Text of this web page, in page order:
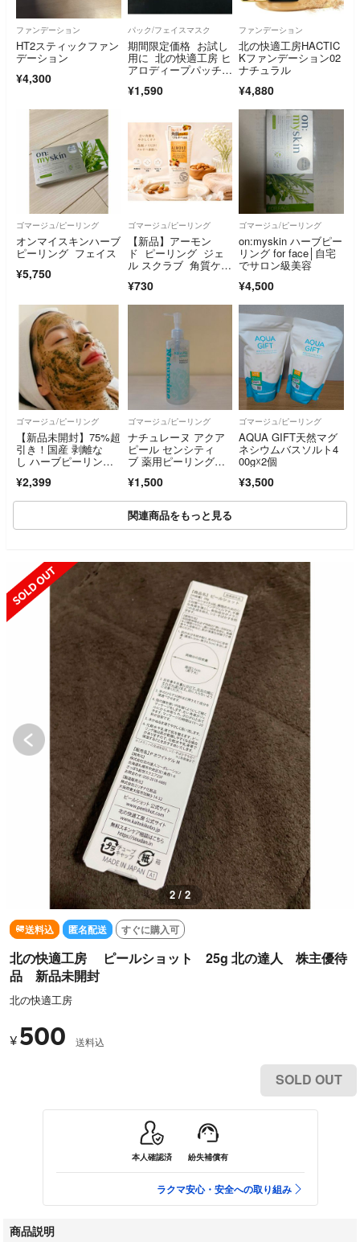
ファンデーション
HT2スティックファン
デーション
¥4,300
パック/フェイスマスク
期間限定価格 お試し
用に 北の快適工房 ヒ
アロディープパッチ 4
¥1,590
ファンデーション
北の快適工房HACTIC
Kファンデーション02
ナチュラル
¥4,880
ゴマージュ/ピーリング
オンマイスキンハーブ
ピーリング フェイス
¥5,750
ゴマージュ/ピーリング
【新品】アーモン
ド ピーリング ジェ
ル スクラブ 角質ケ
¥730
ゴマージュ/ピーリング
on:myskin ハーブピー
リング for face│自宅
でサロン級美容
¥4,500
ゴマージュ/ピーリング
【新品未開封】75%超
引き！国産 剥離な
し ハーブピーリング
¥2,399
ゴマージュ/ピーリング
ナチュレーヌ アクア
ピール センシティ
ブ 薬用ピーリングジ
¥1,500
ゴマージュ/ピーリング
AQUA GIFT天然マグ
ネシウムバスソルト4
00g☓2個
¥3,500
関連商品をもっと見る
SOLD OUT
2 / 2
送料込 匿名配送 すぐに購入可
北の快適工房 ピールショット 25g 北の達人 株主優待
品 新品未開封
北の快適工房
¥ 500 送料込
SOLD OUT
本人確認済 紛失補償有
ラクマ安心・安全への取り組み
商品説明